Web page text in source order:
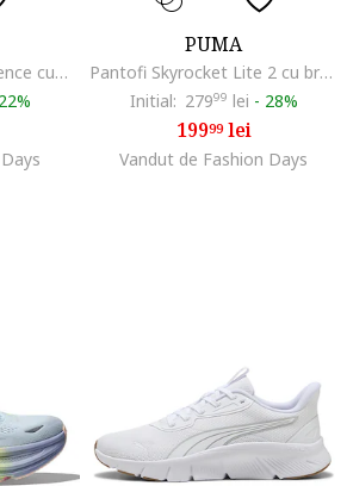
Pantofi Softride Frequence cu talpa masiva pentru alergare, Negru/Crem
22%
PUMA
Pantofi Skyrocket Lite 2 cu brant cu amortizare pentru alergare, Alb murdar/Liliac prafuit
Initial: 27999 lei - 28%
19999lei
Vandut de Fashion Days